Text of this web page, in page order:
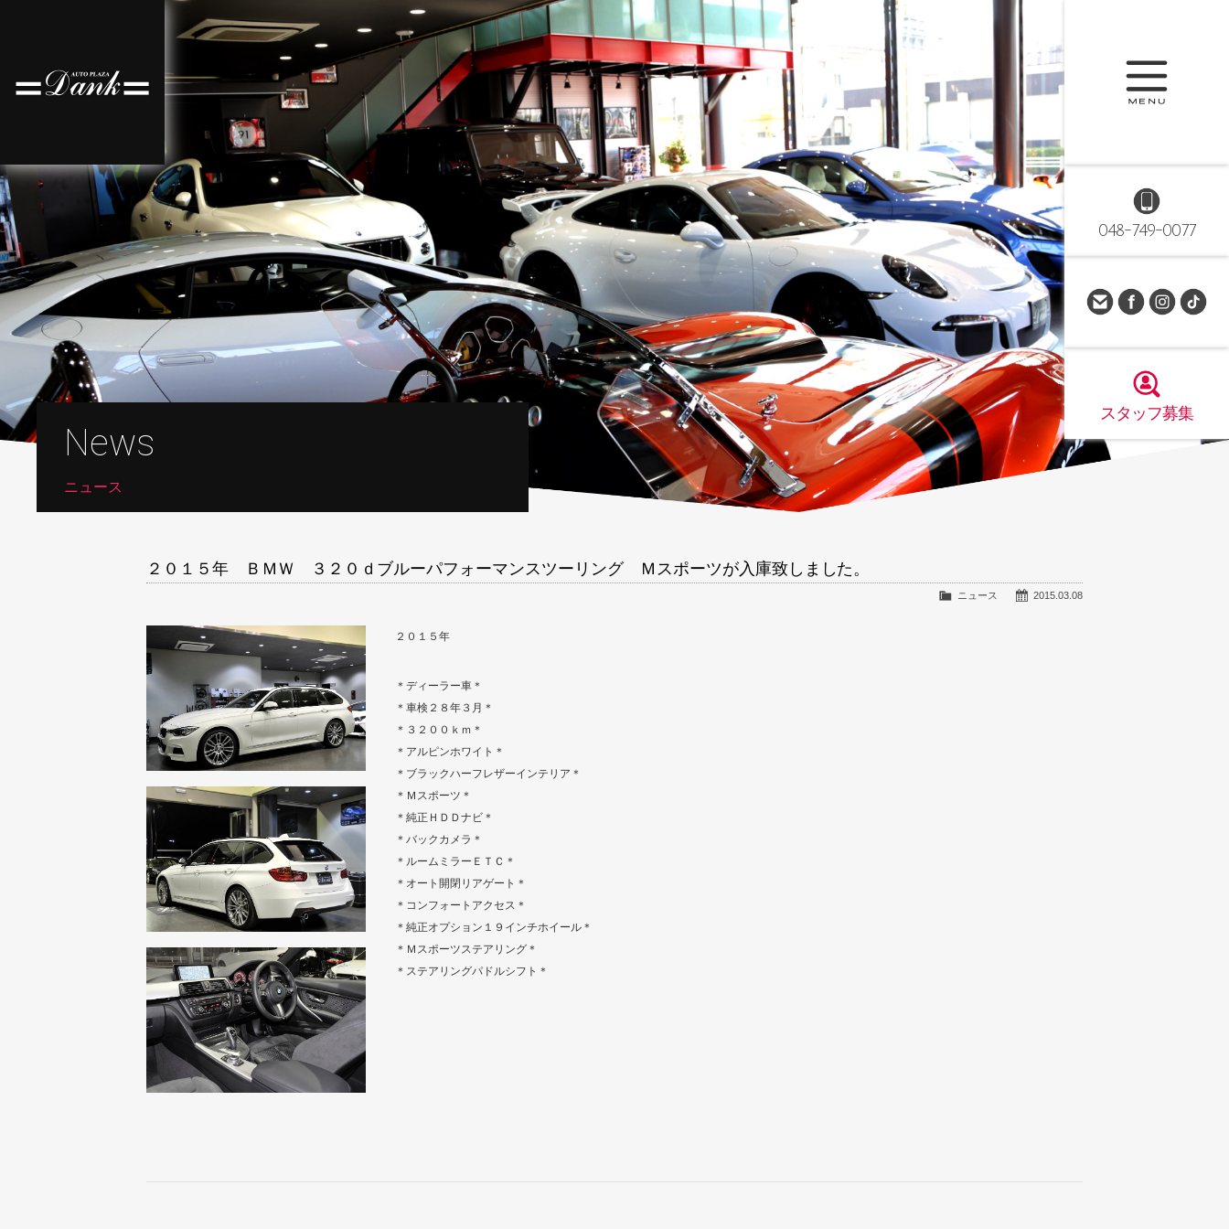
048-749-0077
スタッフ募集
News
ニュース
２０１５年 ＢＭＷ ３２０ｄブルーパフォーマンスツーリング Ｍスポーツが入庫致しました。
2015.03.08
ニュース
２０１５年
＊ディーラー車＊
＊車検２８年３月＊
＊３２００ｋｍ＊
＊アルピンホワイト＊
＊ブラックハーフレザーインテリア＊
＊Ｍスポーツ＊
＊純正ＨＤＤナビ＊
＊バックカメラ＊
＊ルームミラーＥＴＣ＊
＊オート開閉リアゲート＊
＊コンフォートアクセス＊
＊純正オプション１９インチホイール＊
＊Ｍスポーツステアリング＊
＊ステアリングパドルシフト＊